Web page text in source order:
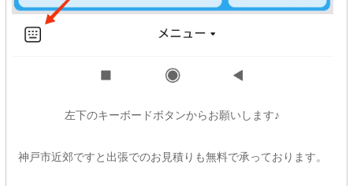
左下のキーボードボタンからお願いします♪
神戸市近郊ですと出張でのお見積りも無料で承っております。